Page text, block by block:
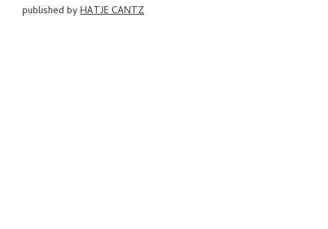
published byHATJE CANTZ